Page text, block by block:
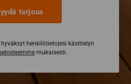
tarjous
henkilötietojesi käsittelyn
mukaisesti.